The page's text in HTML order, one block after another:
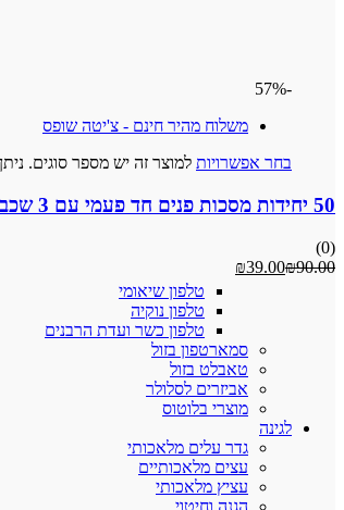
-57%
משלוח מהיר חינם - צ'יטה שופס
בחר אפשרויות למוצר זה יש מספר סוגים.
50 יחידות מסכות פנים חד פעמי עם 3 שכבות
(0)
₪90.00
₪39.00
טלפון שיאומי
טלפון נוקיה
טלפון כשר ועדת הרבנים
סמארטפון בזול
טאבלט בזול
אביזרים לסלולר
מוצרי בלוטוס
לגינה
גדר עלים מלאכותי
עצים מלאכותיים
עציץ מלאכותי